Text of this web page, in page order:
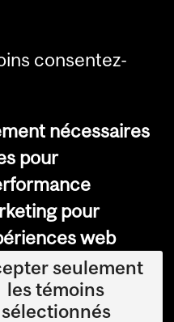
2026
témoins
consentez-
nécessaires
pour
pour
web
seulement
les témoins
sélectionnés